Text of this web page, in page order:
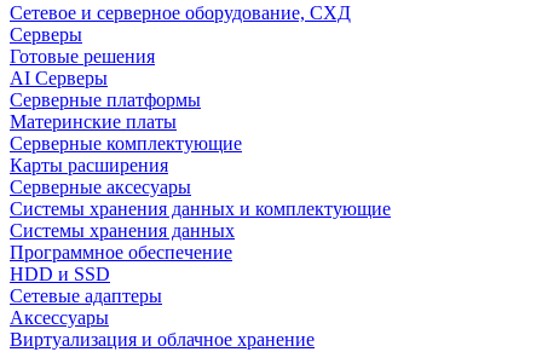
Сетевое и серверное оборудование, СХД
Cерверы
Готовые решения
AI Серверы
Серверные платформы
Материнские платы
Серверные комплектующие
Карты расширения
Серверные аксесуары
Системы хранения данных и комплектующие
Системы хранения данных
Программное обеспечение
HDD и SSD
Сетевые адаптеры
Аксессуары
Виртуализация и облачное хранение